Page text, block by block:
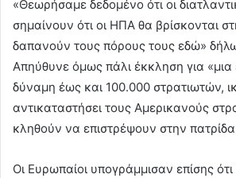
«Θεωρήσαμε δεδομένο ότι οι
σημαίνουν ότι οι ΗΠΑ θα βρίσκονται
δαπανούν τους πόρους τους εδώ»
Απηύθυνε όμως πάλι έκκληση για
δύναμη έως και 100.000 στρατιωτών,
αντικαταστήσει τους Αμερικανούς
κληθούν να επιστρέψουν στην
Οι Ευρωπαίοι υπογράμμισαν επίσης